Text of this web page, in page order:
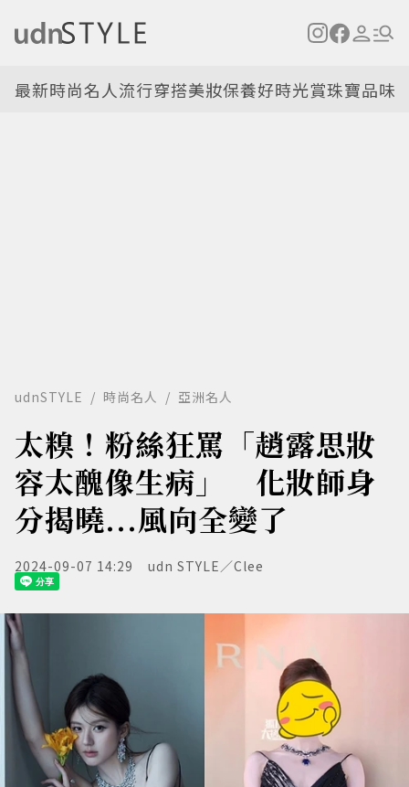
最新時尚名人流行穿搭美妝保養好時光賞珠寶品味
udnSTYLE 時尚名人 亞洲名人
太糗！粉絲狂罵「趙露思妝
容太醜像生病」 化妝師身
分揭曉...風向全變了
2024-09-07 14:29 udn STYLE／Clee